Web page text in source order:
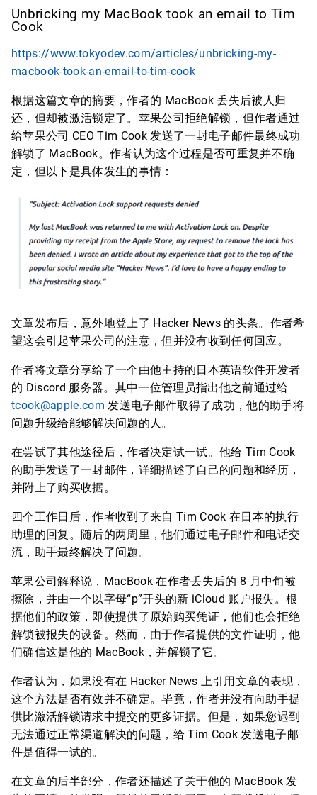
Unbricking my MacBook took an email to Tim
Cook
https://www.tokyodev.com/articles/unbricking-my-
macbook-took-an-email-to-tim-cook
根据这篇文章的摘要，作者的 MacBook 丢失后被人归
还，但却被激活锁定了。苹果公司拒绝解锁，但作者通过
给苹果公司 CEO Tim Cook 发送了一封电子邮件最终成功
解锁了 MacBook。作者认为这个过程是否可重复并不确
定，但以下是具体发生的事情：
文章发布后，意外地登上了 Hacker News 的头条。作者希
望这会引起苹果公司的注意，但并没有收到任何回应。
作者将文章分享给了一个由他主持的日本英语软件开发者
的 Discord 服务器。其中一位管理员指出他之前通过给
tcook@apple.com 发送电子邮件取得了成功，他的助手将
问题升级给能够解决问题的人。
在尝试了其他途径后，作者决定试一试。他给 Tim Cook
的助手发送了一封邮件，详细描述了自己的问题和经历，
并附上了购买收据。
四个工作日后，作者收到了来自 Tim Cook 在日本的执行
助理的回复。随后的两周里，他们通过电子邮件和电话交
流，助手最终解决了问题。
苹果公司解释说，MacBook 在作者丢失后的 8 月中旬被
擦除，并由一个以字母“p”开头的新 iCloud 账户报失。根
据他们的政策，即使提供了原始购买凭证，他们也会拒绝
解锁被报失的设备。然而，由于作者提供的文件证明，他
们确信这是他的 MacBook，并解锁了它。
作者认为，如果没有在 Hacker News 上引用文章的表现，
这个方法是否有效并不确定。毕竟，作者并没有向助手提
供比激活解锁请求中提交的更多证据。但是，如果您遇到
无法通过正常渠道解决的问题，给 Tim Cook 发送电子邮
件是值得一试的。
在文章的后半部分，作者还描述了关于他的 MacBook 发